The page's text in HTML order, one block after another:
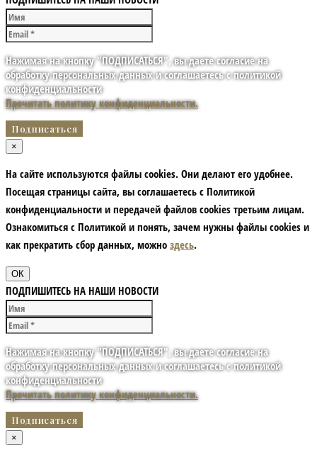
Нажимая на кнопку "ПОДПИСАТЬСЯ", вы даете согласие на
обработку персональных данных и соглашаетесь с политикой
конфиденциальности
Прочитать политику конфиденциальности.
×
На сайте используются файлы cookies. Они делают его удобнее.
Посещая страницы сайта, вы соглашаетесь с Политикой
конфиденциальности и передачей файлов cookies третьим лицам.
Ознакомиться с Политикой и понять, зачем нужны файлы сookies и
как прекратить сбор данных, можно здесь.
ОК
ПОДПИШИТЕСЬ НА НАШИ НОВОСТИ
Нажимая на кнопку "ПОДПИСАТЬСЯ", вы даете согласие на
обработку персональных данных и соглашаетесь с политикой
конфиденциальности
Прочитать политику конфиденциальности.
×